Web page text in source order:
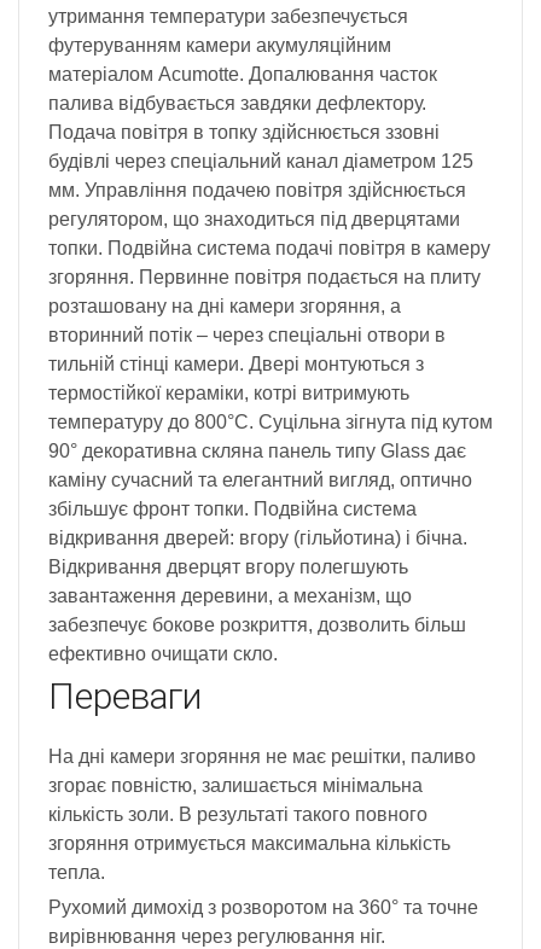
утримання температури забезпечується
футеруванням камери акумуляційним
матеріалом Acumotte. Допалювання часток
палива відбувається завдяки дефлектору.
Подача повітря в топку здійснюється ззовні
будівлі через спеціальний канал діаметром 125
мм. Управління подачею повітря здійснюється
регулятором, що знаходиться під дверцятами
топки. Подвійна система подачі повітря в камеру
згоряння. Первинне повітря подається на плиту
розташовану на дні камери згоряння, а
вторинний потік – через спеціальні отвори в
тильній стінці камери. Двері монтуються з
термостійкої кераміки, котрі витримують
температуру до 800°C. Суцільна зігнута під кутом
90° декоративна скляна панель типу Glass дає
каміну сучасний та елегантний вигляд, оптично
збільшує фронт топки. Подвійна система
відкривання дверей: вгору (гільйотина) і бічна.
Відкривання дверцят вгору полегшують
завантаження деревини, а механізм, що
забезпечує бокове розкриття, дозволить більш
ефективно очищати скло.
Переваги
На дні камери згоряння не має решітки, паливо
згорає повністю, залишається мінімальна
кількість золи. В результаті такого повного
згоряння отримується максимальна кількість
тепла.
Рухомий димохід з розворотом на 360° та точне
вирівнювання через регулювання ніг.